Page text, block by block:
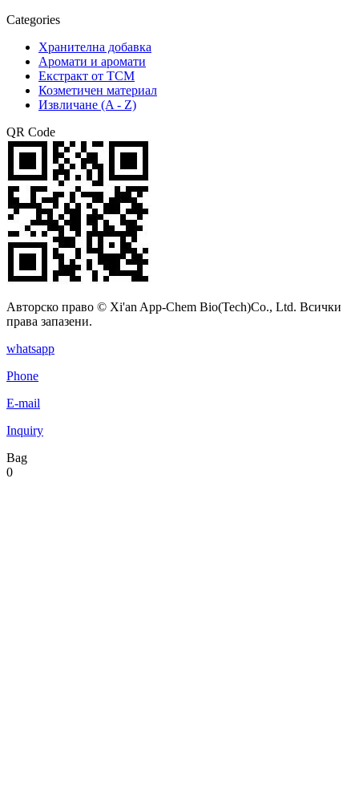
Categories
Хранителна добавка
Аромати и аромати
Екстракт от TCM
Козметичен материал
Извличане (A - Z)
QR Code
Авторско право © Xi'an App-Chem Bio(Tech)Co., Ltd. Всички
права запазени.
whatsapp
Phone
E-mail
Inquiry
Bag
0